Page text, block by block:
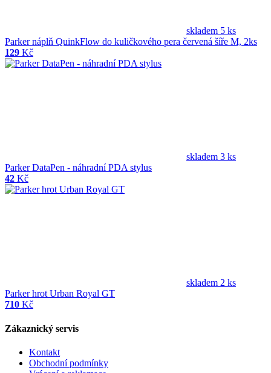
skladem 5 ks
Parker náplň QuinkFlow do kuličkového pera červená šíře M, 2ks
129 Kč
skladem 3 ks
Parker DataPen - náhradní PDA stylus
42 Kč
skladem 2 ks
Parker hrot Urban Royal GT
710 Kč
Zákaznický servis
Kontakt
Obchodní podmínky